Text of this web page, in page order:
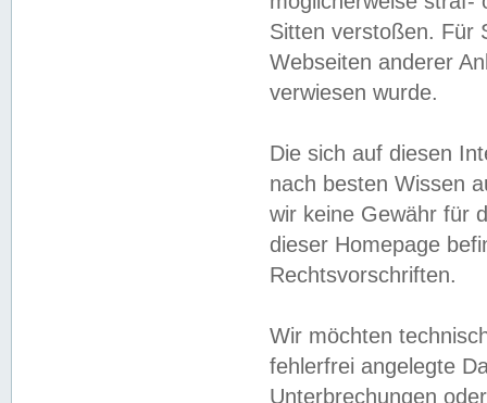
Sitten verstoßen. Für
Webseiten anderer
verwiesen wurde.
Die sich auf diesen
nach besten Wissen
wir keine Gewähr für
dieser Homepage
Rechtsvorschriften.
Wir möchten
fehlerfrei angelegte
Unterbrechungen